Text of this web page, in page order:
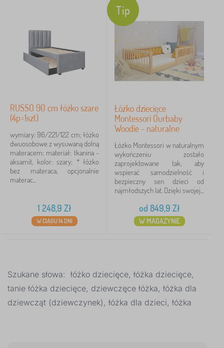
RUSSO 90 cm łóżko szare
(4p=1szt)
wymiary: 96/221/122 cm; łóżko
dwuosobowe z wysuwaną dolną
materacem; materiał: tkanina -
aksamit, kolor: szary; * łóżko
bez materaca, opcjonalnie
materac...
1 248,9 Zł
W CIĄGU 14 DNI
Tip
Łóżko dziecięce
Montessori Ourbaby
Woodie - naturalne
Łóżko Montessori w naturalnym
wykończeniu zostało
zaprojektowane tak, aby
wspierać samodzielność i
bezpieczny sen dzieci od
najmłodszych lat. Dzięki swojej...
od 849,9 Zł
W MAGAZYNIE
Szukane słowa: łóżko dziecięce, łóżka dziecięce,
tanie łóżka dziecięce, dziewczęce łóżka, łóżka dla
dziewcząt (dziewczynek), łóżka dla dzieci, łóżka